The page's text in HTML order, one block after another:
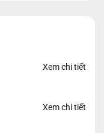
Xem chi tiết
Xem chi tiết